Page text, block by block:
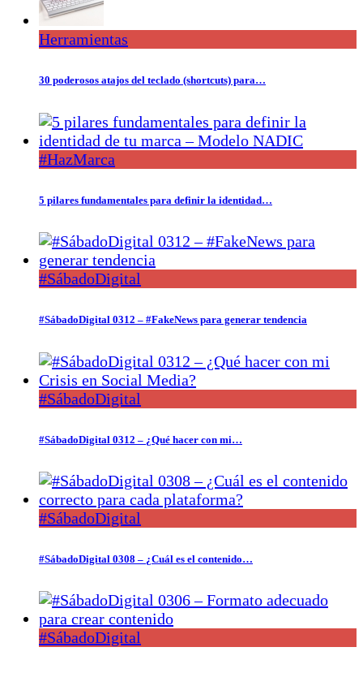
Herramientas
30 poderosos atajos del teclado (shortcuts) para…
#HazMarca
5 pilares fundamentales para definir la identidad…
#SábadoDigital
#SábadoDigital 0312 – #FakeNews para generar tendencia
#SábadoDigital
#SábadoDigital 0312 – ¿Qué hacer con mi…
#SábadoDigital
#SábadoDigital 0308 – ¿Cuál es el contenido…
#SábadoDigital